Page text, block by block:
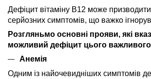
Дефіцит вітаміну B12 може
серйозних симптомів, що важко
Розгляньмо основні прояви, які
можливий дефіцит цього важливого
Анемія
Одним із найочевидніших симптомів